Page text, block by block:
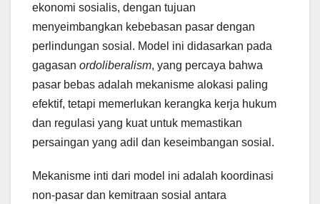
ekonomi sosialis, dengan tujuan
menyeimbangkan kebebasan pasar dengan
perlindungan sosial. Model ini didasarkan pada
gagasan ordoliberalism, yang percaya bahwa
pasar bebas adalah mekanisme alokasi paling
efektif, tetapi memerlukan kerangka kerja hukum
dan regulasi yang kuat untuk memastikan
persaingan yang adil dan keseimbangan sosial.
Mekanisme inti dari model ini adalah koordinasi
non-pasar dan kemitraan sosial antara